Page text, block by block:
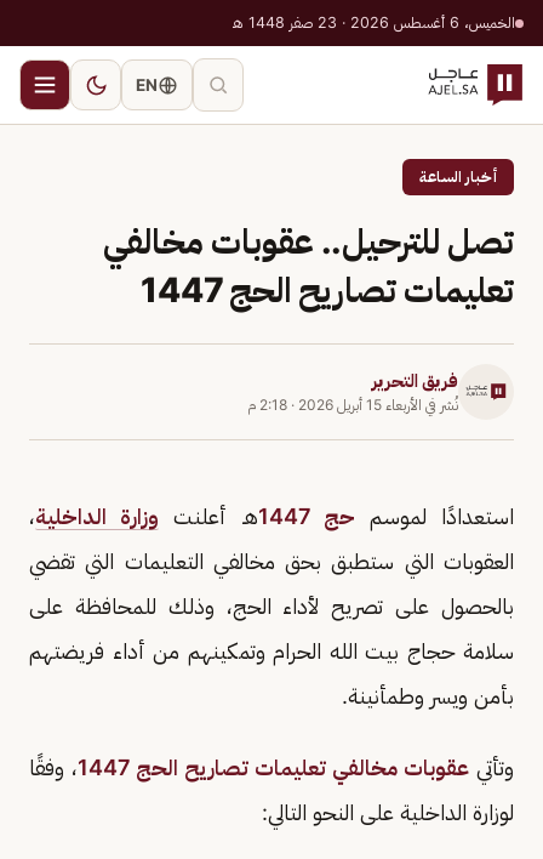
الخميس، 6 أغسطس 2026 · 23 صفر 1448 هـ
EN
أخبار الساعة
تصل للترحيل.. عقوبات مخالفي
تعليمات تصاريح الحج 1447
فريق التحرير
نُشر في الأربعاء 15 أبريل 2026 · 2:18 م
استعدادًا لموسم حج 1447 هـ أعلنت وزارة الداخلية،
العقوبات التي ستطبق بحق مخالفي التعليمات التي تقضي
بالحصول على تصريح لأداء الحج، وذلك للمحافظة على
سلامة حجاج بيت الله الحرام وتمكينهم من أداء فريضتهم
بأمن ويسر وطمأنينة.
وتأتي عقوبات مخالفي تعليمات تصاريح الحج 1447
، وفقًا
لوزارة الداخلية على النحو التالي: